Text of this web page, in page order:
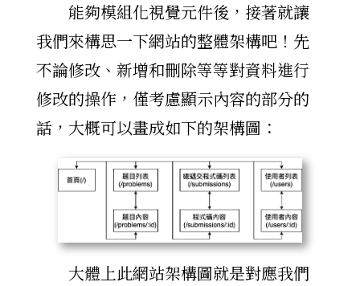
能夠模組化視覺元件後，接著就讓
我們來構思一下網站的整體架構吧！先
不論修改、新增和刪除等等對資料進行
修改的操作，僅考慮顯示內容的部分的
話，大概可以畫成如下的架構圖：
大體上此網站架構圖就是對應我們